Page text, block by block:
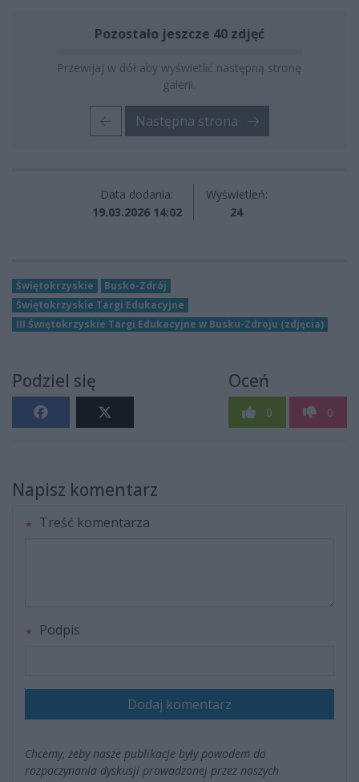
Pozostało jeszcze 40 zdjęć
Przewijaj w dół aby wyświetlić następną stronę
galerii.
Następna strona
Data dodania:
19.03.2026 14:02
Wyświetleń:
24
Świętokrzyskie
Busko-Zdrój
Świętokrzyskie Targi Edukacyjne
III Świętokrzyskie Targi Edukacyjne w Busku-Zdroju (zdjęcia)
Podziel się Oceń
0 0
Napisz komentarz
Treść komentarza
Podpis
Dodaj komentarz
Chcemy, żeby nasze publikacje były powodem do
rozpoczynania dyskusji prowadzonej przez naszych